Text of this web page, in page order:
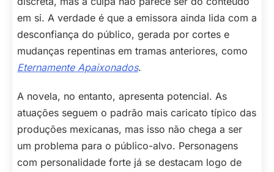
em si. A verdade é que a emissora ainda lida com a
desconfiança do público, gerada por cortes e
mudanças repentinas em tramas anteriores, como
Eternamente Apaixonados.
A novela, no entanto, apresenta potencial. As
atuações seguem o padrão mais caricato típico das
produções mexicanas, mas isso não chega a ser
um problema para o público-alvo. Personagens
com personalidade forte já se destacam logo de